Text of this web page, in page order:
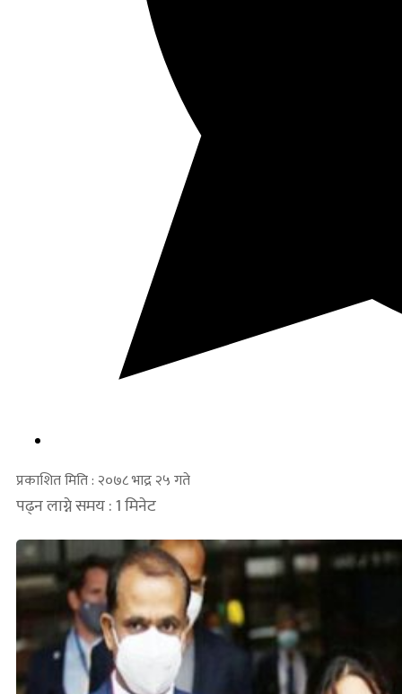
प्रकाशित मिति : २०७८ भाद्र २५ गते
पढ्न लाग्ने समय : 1 मिनेट